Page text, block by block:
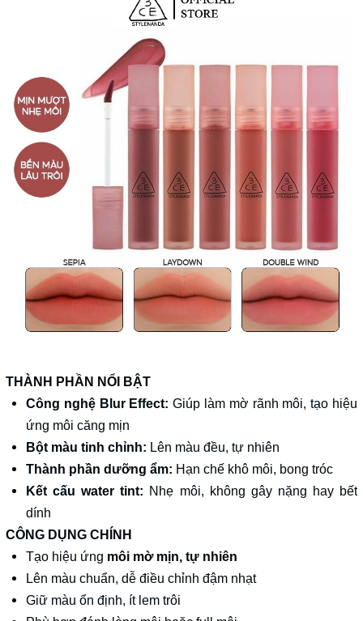
THÀNH PHẦN NỔI BẬT
Công nghệ Blur Effect: Giúp làm mờ rãnh môi, tạo hiệu
ứng môi căng mịn
Bột màu tinh chỉnh: Lên màu đều, tự nhiên
Thành phần dưỡng ẩm: Hạn chế khô môi, bong tróc
Kết cấu water tint: Nhẹ môi, không gây nặng hay bết
dính
CÔNG DỤNG CHÍNH
Tạo hiệu ứng môi mờ mịn, tự nhiên
Lên màu chuẩn, dễ điều chỉnh đậm nhạt
Giữ màu ổn định, ít lem trôi